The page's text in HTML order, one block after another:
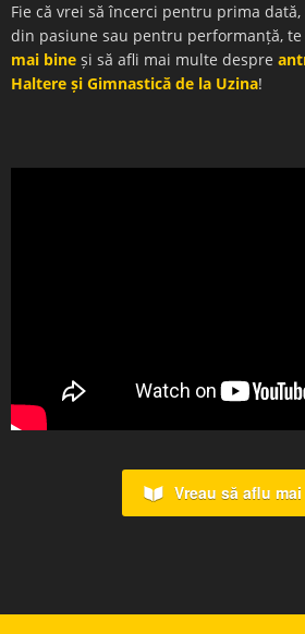
Fie că vrei să încerci pentru prima dată,
din pasiune sau pentru performanță,
mai bine și să afli mai multe despre
Haltere și Gimnastică de la Uzina!
Vreau să aflu